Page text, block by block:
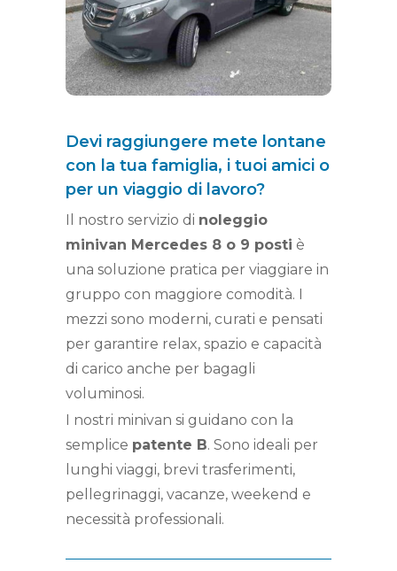
Devi raggiungere mete lontane
con la tua famiglia, i tuoi amici o
per un viaggio di lavoro?
Il nostro servizio di noleggio
minivan Mercedes 8 o 9 posti è
una soluzione pratica per viaggiare in
gruppo con maggiore comodità. I
mezzi sono moderni, curati e pensati
per garantire relax, spazio e capacità
di carico anche per bagagli
voluminosi.
I nostri minivan si guidano con la
semplice patente B. Sono ideali per
lunghi viaggi, brevi trasferimenti,
pellegrinaggi, vacanze, weekend e
necessità professionali.